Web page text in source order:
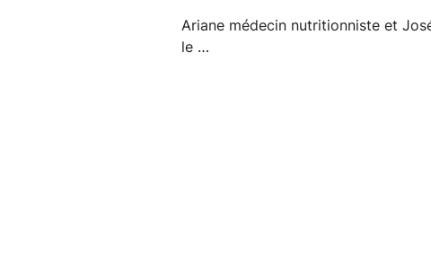
Ariane médecin nutritionniste et
le …